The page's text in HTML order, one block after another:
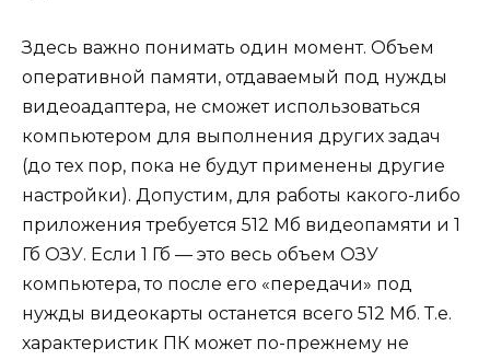
Здесь важно понимать один момент. Объем
оперативной памяти, отдаваемый под нужды
видеоадаптера, не сможет использоваться
компьютером для выполнения других задач
(до тех пор, пока не будут применены другие
настройки). Допустим, для работы какого-либо
приложения требуется 512 Мб видеопамяти и 1
Гб ОЗУ. Если 1 Гб — это весь объем ОЗУ
компьютера, то после его «передачи» под
нужды видеокарты останется всего 512 Мб. Т.е.
характеристик ПК может по-прежнему не